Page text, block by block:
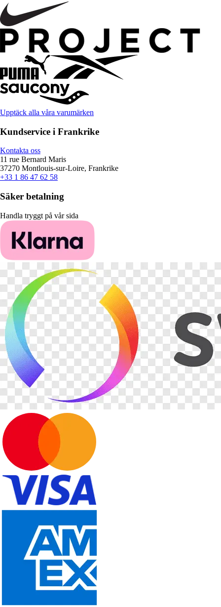
Upptäck alla våra varumärken
Kundservice i Frankrike
Kontakta oss
11 rue Bernard Maris
37270 Montlouis-sur-Loire, Frankrike
+33 1 86 47 62 58
Säker betalning
Handla tryggt på vår sida